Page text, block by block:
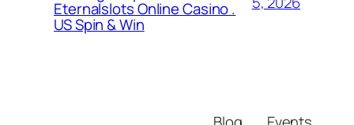
Eternalslots Online Casino .
US Spin & Win